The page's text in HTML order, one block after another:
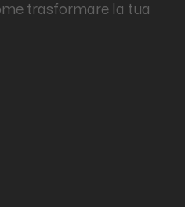
trasformare la tua